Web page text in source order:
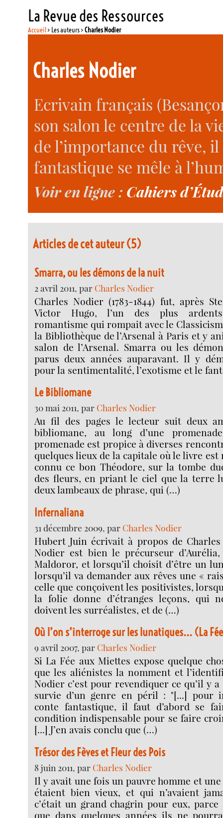
La Revue des Ressources
Accueil> Les auteurs >Charles Nodier
Charles Nodier
Ecrivain français
son salon le centre de la
de l’importance du rêve,
fantastique se mêle à
Voir en ligne : Cahiers
Articles de cet auteur (5)
Smarra, ou les démons de la nuit
2 avril 2011, par Charles Nodier
Charles Nodier (1783-1844) fut, après
Victor Hugo, l’un des plus
romantisme qui rompait avec le
la Bibliothèque de l’Arsenal à Paris et y
salon de l’Arsenal. Smarra ou les
parus deux années auparavant. Il y
pour la sentimentalité, l’exotisme et le
Le Bibliomane
30 mai 2011, par Charles Nodier
Au fil des pages le lecteur suit deux
bibliomane, au long d’une
promenade est propice à diverses
quelques lieux de la capitale où le livre est
connu ce bon Théodore, sur la tombe
des fleurs, en priant le ciel que la terre
deux lambeaux de phrase, qui (…)
Infernaliana
31 décembre 2009, par Charles Nodier
Hubert Juin écrivait à propos de
Nodier est bien le précurseur
Maldoror, et lorsqu’il choisit d’être un
lorsqu’il va demander aux rêves une «
celle que conçoivent les positivistes,
la folie donne d’étranges leçons, qui
doivent les surréalistes, et de (…)
Où l’on s’interroge sur les lunatiques... (La
9 avril 2007, par Charles Nodier
Si La Fée aux Miettes expose quelque
que les aliénistes la nomment et
Nodier c’est pour revendiquer ce qu’il y
survie d’un genre en péril : "[...] pour
conte fantastique, il faut d’abord se
condition indispensable pour se faire
[...] J’en avais conclu que (…)
Trésor des Fèves et Fleur des Pois
8 juin 2011, par Charles Nodier
Il y avait une fois un pauvre homme et
étaient bien vieux, et qui n’avaient
c’était un grand chagrin pour eux, parce
que dans quelques années ils ne